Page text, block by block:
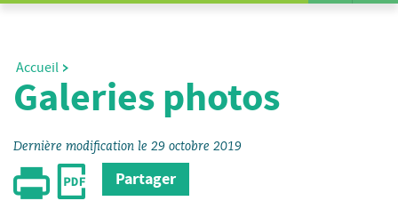
Accueil
Galeries photos
Dernière modification le 29 octobre 2019
Partager